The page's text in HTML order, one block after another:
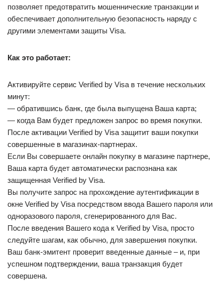
позволяет предотвратить мошеннические транзакции и
обеспечивает дополнительную безопасность наряду с
другими элементами защиты Visa.
Как это работает:
Активируйте сервис Verified by Visa в течение нескольких
минут:
— обратившись банк, где была выпущена Ваша карта;
— когда Вам будет предложен запрос во время покупки.
После активации Verified by Visa защитит ваши покупки
совершенные в магазинах-партнерах.
Если Вы совершаете онлайн покупку в магазине партнере,
Ваша карта будет автоматически распознана как
защищенная Verified by Visa.
Вы получите запрос на прохождение аутентификации в
окне Verified by Visa посредством ввода Вашего пароля или
одноразового пароля, сгенерированного для Вас.
После введения Вашего кода к Verified by Visa, просто
следуйте шагам, как обычно, для завершения покупки.
Ваш банк-эмитент проверит введенные данные – и, при
успешном подтверждении, ваша транзакция будет
совершена.